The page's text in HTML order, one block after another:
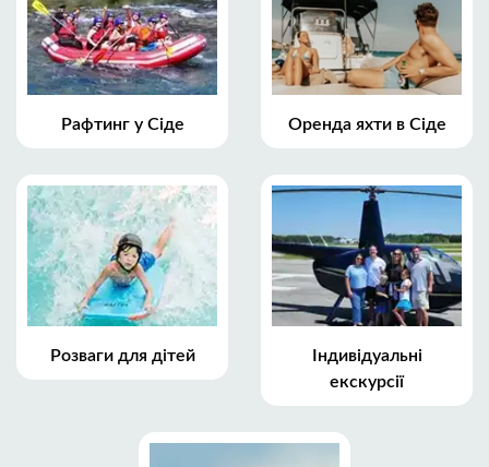
Рафтинг у Сіде Оренда яхти в Сіде
Розваги для дітей
Індивідуальні
екскурсії